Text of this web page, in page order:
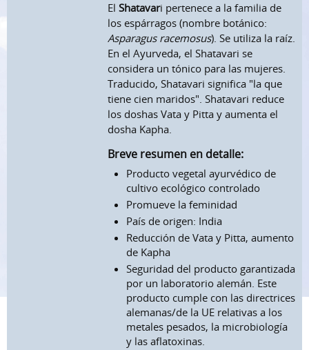
ElShatavari pertenece a la familia de
los espárragos (nombre botánico:
Asparagus racemosus). Se utiliza la raíz.
En el Ayurveda, el Shatavari se
considera un tónico para las mujeres.
Traducido, Shatavari significa "la que
tiene cien maridos". Shatavari reduce
los doshas Vata y Pitta y aumenta el
dosha Kapha.
Breve resumen en detalle:
Producto vegetal ayurvédico de
cultivo ecológico controlado
Promueve la feminidad
País de origen: India
Reducción de Vata y Pitta, aumento
de Kapha
Seguridad del producto garantizada
por un laboratorio alemán. Este
producto cumple con las directrices
alemanas/de la UE relativas a los
metales pesados, la microbiología
y las aflatoxinas.